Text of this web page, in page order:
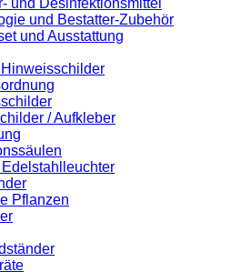
und Desinfektionsmittel
und Bestatter-Zubehör
und Ausstattung
/ Aufkleber
Edelstahlleuchter
Pflanzen